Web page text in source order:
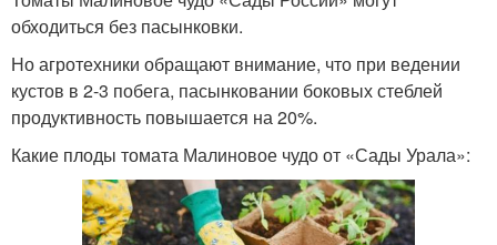
обходиться без пасынковки.
Но агротехники обращают внимание, что при ведении
кустов в 2-3 побега, пасынковании боковых стеблей
продуктивность повышается на 20%.
Какие плоды томата Малиновое чудо от «Сады Урала»: